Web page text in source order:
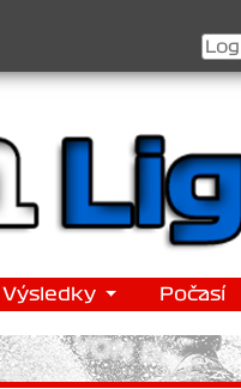
Nováček , 3. Jakub
Výsledky Počasí